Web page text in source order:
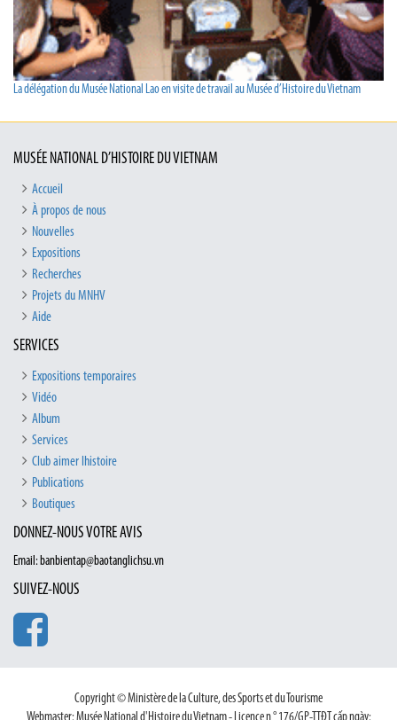
La délégation du Musée National Lao en visite de travail au Musée d’Histoire du Vietnam
MUSÉE NATIONAL D’HISTOIRE DU VIETNAM
Accueil
À propos de nous
Nouvelles
Expositions
Recherches
Projets du MNHV
Aide
SERVICES
Expositions temporaires
Vidéo
Album
Services
Club aimer lhistoire
Publications
Boutiques
DONNEZ-NOUS VOTRE AVIS
Email: banbientap@baotanglichsu.vn
SUIVEZ-NOUS
Copyright © Ministère de la Culture, des Sports et du Tourisme